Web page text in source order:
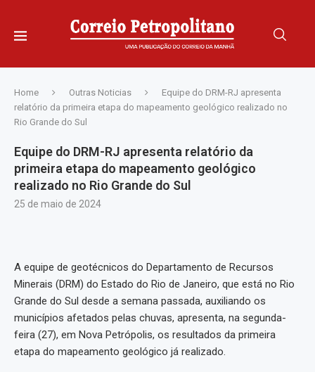
Home Outras Noticias
Equipe do DRM-RJ apresenta
relatório da primeira etapa do mapeamento geológico realizado no
Rio Grande do Sul
Equipe do DRM-RJ apresenta relatório da
primeira etapa do mapeamento geológico
realizado no Rio Grande do Sul
25 de maio de 2024
A equipe de geotécnicos do Departamento de Recursos
Minerais (DRM) do Estado do Rio de Janeiro, que está no Rio
Grande do Sul desde a semana passada, auxiliando os
municípios afetados pelas chuvas, apresenta, na segunda-
feira (27), em Nova Petrópolis, os resultados da primeira
etapa do mapeamento geológico já realizado.